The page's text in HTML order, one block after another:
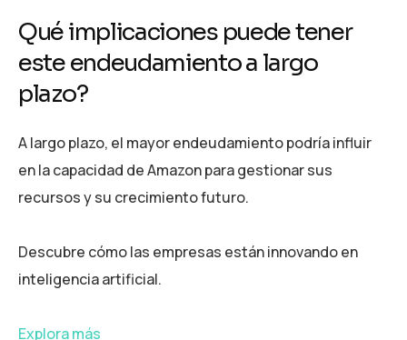
Qué implicaciones puede tener
este endeudamiento a largo
plazo?
A largo plazo, el mayor endeudamiento podría influir
en la capacidad de Amazon para gestionar sus
recursos y su crecimiento futuro.
Descubre cómo las empresas están innovando en
inteligencia artificial.
Explora más